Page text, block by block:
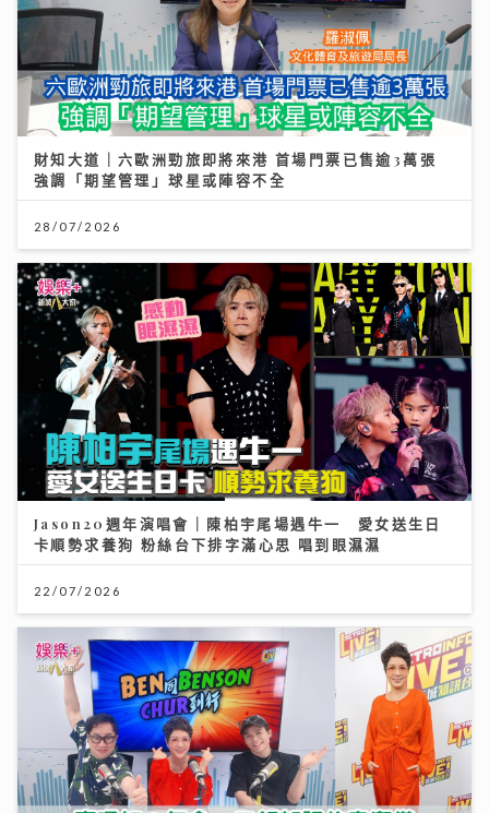
財知大道｜六歐洲勁旅即將來港 首場門票已售逾3萬張
強調「期望管理」球星或陣容不全
28/07/2026
Jason20週年演唱會｜陳柏宇尾場遇牛一 愛女送生日
卡順勢求養狗 粉絲台下排字滿心思 唱到眼濕濕
22/07/2026